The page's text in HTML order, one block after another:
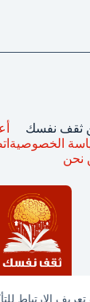
الارتباط
ثقف نفسك
الخصوصية
نحن